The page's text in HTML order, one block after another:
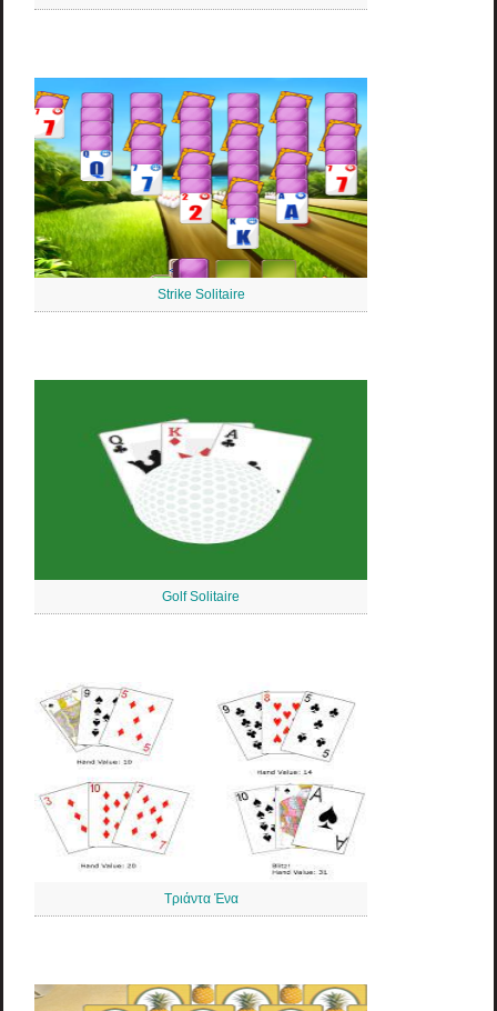
Strike Solitaire
Golf Solitaire
Τριάντα Ένα